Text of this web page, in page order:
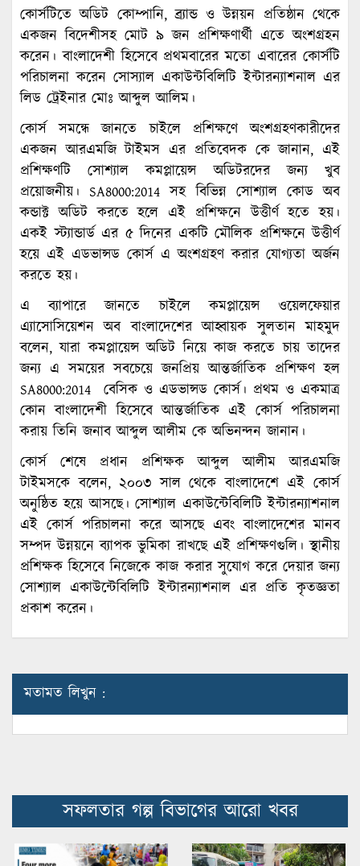
কোর্সটিতে অডিট কোম্পানি, ব্র্যান্ড ও উন্নয়ন প্রতিষ্ঠান থেকে
একজন বিদেশীসহ মোট ৯ জন প্রশিক্ষণার্থী এতে অংশগ্রহন
করেন। বাংলাদেশী হিসেবে প্রথমবারের মতো এবারের কোর্সটি
পরিচালনা করেন সোস্যাল একাউন্টবিলিটি ইন্টারন্যাশনাল এর
লিড ট্রেইনার মোঃ আব্দুল আলিম।
কোর্স সমন্ধে জানতে চাইলে প্রশিক্ষণে অংশগ্রহণকারীদের
একজন আরএমজি টাইমস এর প্রতিবেদক কে জানান, এই
প্রশিক্ষণটি সোশ্যাল কমপ্লায়েন্স অডিটরদের জন্য খুব
প্রয়োজনীয়। SA8000:2014 সহ বিভিন্ন সোশ্যাল কোড অব
কন্ডাক্ট অডিট করতে হলে এই প্রশিক্ষনে উত্তীর্ণ হতে হয়।
একই স্ট্যান্ডার্ড এর ৫ দিনের একটি মৌলিক প্রশিক্ষনে উত্তীর্ণ
হয়ে এই এডভান্সড কোর্স এ অংশগ্রহণ করার যোগ্যতা অর্জন
করতে হয়।
এ ব্যাপারে জানতে চাইলে কমপ্লায়েন্স ওয়েলফেয়ার
এ্যাসোসিয়েশন অব বাংলাদেশের আহ্বায়ক সুলতান মাহমুদ
বলেন, যারা কমপ্লায়েন্স অডিট নিয়ে কাজ করতে চায় তাদের
জন্য এ সময়ের সবচেয়ে জনপ্রিয় আন্তর্জাতিক প্রশিক্ষণ হল
SA8000:2014 বেসিক ও এডভান্সড কোর্স। প্রথম ও একমাত্র
কোন বাংলাদেশী হিসেবে আন্তর্জাতিক এই কোর্স পরিচালনা
করায় তিনি জনাব আব্দুল আলীম কে অভিনন্দন জানান।
কোর্স শেষে প্রধান প্রশিক্ষক আব্দুল আলীম আরএমজি
টাইমসকে বলেন, ২০০৩ সাল থেকে বাংলাদেশে এই কোর্স
অনুষ্ঠিত হয়ে আসছে। সোশ্যাল একাউন্টেবিলিটি ইন্টারন্যাশনাল
এই কোর্স পরিচালনা করে আসছে এবং বাংলাদেশের মানব
সম্পদ উন্নয়নে ব্যাপক ভুমিকা রাখছে এই প্রশিক্ষণগুলি। স্থানীয়
প্রশিক্ষক হিসেবে নিজেকে কাজ করার সুযোগ করে দেয়ার জন্য
সোশ্যাল একাউন্টেবিলিটি ইন্টারন্যাশনাল এর প্রতি কৃতজ্ঞতা
প্রকাশ করেন।
মতামত লিখুন :
সফলতার গল্প বিভাগের আরো খবর